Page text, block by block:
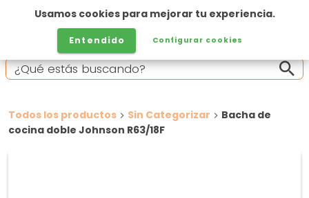
Todos los productos Sin Categorizar
Bacha de
cocina doble Johnson R63/18F
Usamos cookies para mejorar tu experiencia.
Entendido Configurar cookies